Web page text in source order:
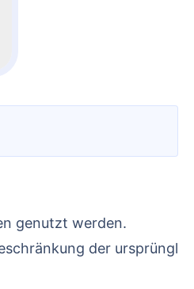
genutzt werden.
der ursprüngl